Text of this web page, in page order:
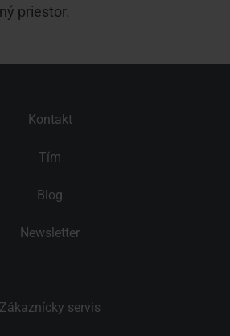
priestor.
Kontakt
Tím
Blog
Newsletter
Zákaznícky servis